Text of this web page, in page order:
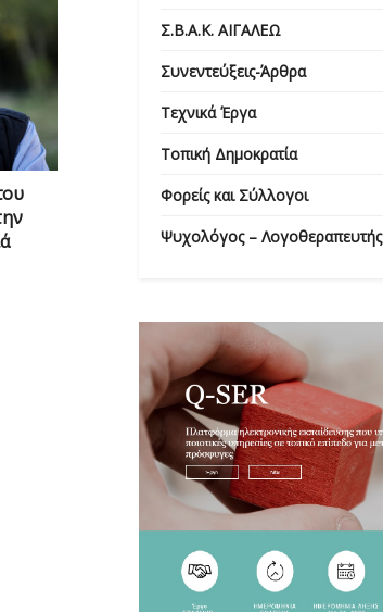
Σ.Β.Α.Κ. ΑΙΓΑΛΕΩ
Συνεντεύξεις-Άρθρα
Τεχνικά Έργα
Τοπική Δημοκρατία
Φορείς και Σύλλογοι
Ψυχολόγος – Λογοθεραπευτής